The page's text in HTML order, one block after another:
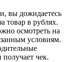
вы дожидаетесь
товар в рублях.
осмотреть на
условиям.
чек.